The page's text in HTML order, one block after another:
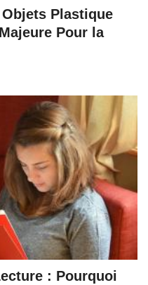
Plastique
Pour la
: Pourquoi